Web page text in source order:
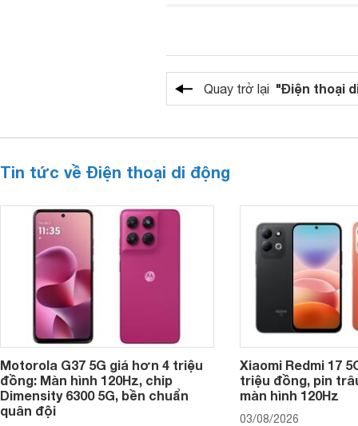
Quay trở lại "Điện thoại
Tin tức về Điện thoại di động
Motorola G37 5G giá hơn 4 triệu
đồng: Màn hình 120Hz, chip
Dimensity 6300 5G, bền chuẩn
quân đội
Xiaomi Redmi 17
triệu đồng, pin
màn hình 120Hz
03/08/2026